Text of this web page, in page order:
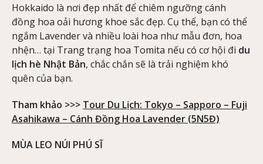
Hokkaido là nơi đẹp nhất để chiêm ngưỡng cánh
đồng hoa oải hương khoe sắc đẹp. Cụ thể, bạn có thể
ngắm Lavender và nhiều loài hoa như mẫu đơn, hoa
nhện… tại Trang trạng hoa Tomita nếu có cơ hội đi du
lịch hè Nhật Bản, chắc chắn sẽ là trải nghiệm khó
quên của bạn.
Tham khảo >>> Tour Du Lịch: Tokyo – Sapporo – Fuji
Asahikawa – Cánh Đồng Hoa Lavender (5N5Đ)
MÙA LEO NÚI PHÚ SĨ